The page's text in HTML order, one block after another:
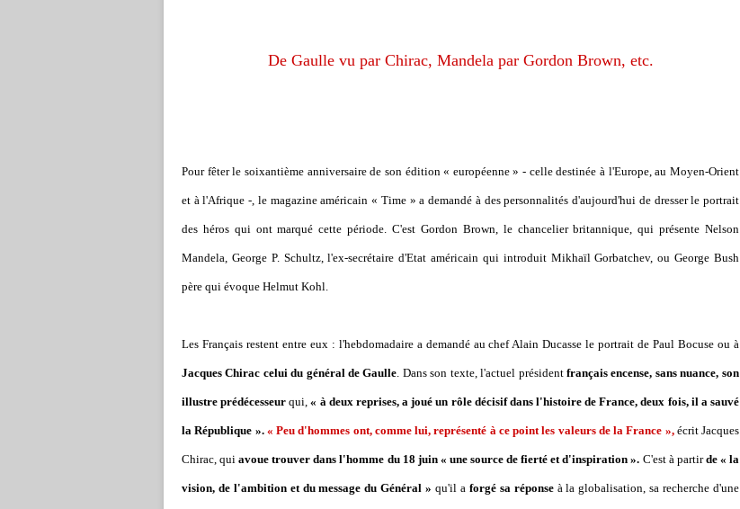
De Gaulle vu par Chirac, Mandela par Gordon Brown, etc.
Pour fêter le soixantième anniversaire de son édition « européenne » - celle destinée à l'Europe, au Moyen-Orient
et à l'Afrique -, le magazine américain « Time » a demandé à des personnalités d'aujourd'hui de dresser le portrait
des héros qui ont marqué cette période. C'est Gordon Brown, le chancelier britannique, qui présente Nelson
Mandela, George P. Schultz, l'ex-secrétaire d'Etat américain qui introduit Mikhaïl Gorbatchev, ou George Bush
père qui évoque Helmut Kohl.
Les Français restent entre eux : l'hebdomadaire a demandé au chef Alain Ducasse le portrait de Paul Bocuse ou à
Jacques Chirac celui du général de Gaulle. Dans son texte, l'actuel président français encense, sans nuance, son
illustre prédécesseur qui, « à deux reprises, a joué un rôle décisif dans l'histoire de France, deux fois, il a sauvé
la République ».« Peu d'hommes ont, comme lui, représenté à ce point les valeurs de la France »,écrit Jacques
Chirac, qui avoue trouver dans l'homme du 18 juin « une source de fierté et d'inspiration ». C'est à partirde « la
vision, de l'ambition et du message du Général »qu'il a forgé sa réponseà la globalisation, sa recherche d'une